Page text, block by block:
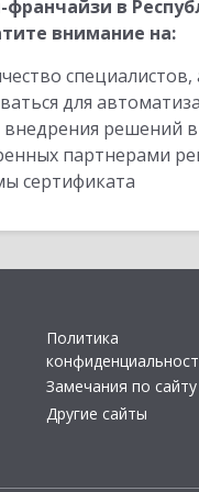
в
внимание на:
для
решений
партнерами
сертификата
Политика
Замечания по сайту
Другие сайты